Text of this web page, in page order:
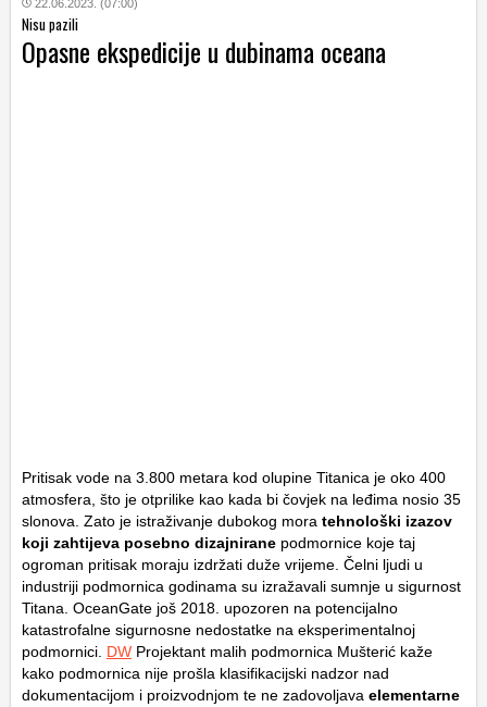
22.06.2023. (07:00)
Nisu pazili
Opasne ekspedicije u dubinama oceana
Pritisak vode na 3.800 metara kod olupine Titanica je oko 400
atmosfera, što je otprilike kao kada bi čovjek na leđima nosio 35
slonova. Zato je istraživanje dubokog mora tehnološki izazov
koji zahtijeva posebno dizajnirane podmornice koje taj
ogroman pritisak moraju izdržati duže vrijeme. Čelni ljudi u
industriji podmornica godinama su izražavali sumnje u sigurnost
Titana. OceanGate još 2018. upozoren na potencijalno
katastrofalne sigurnosne nedostatke na eksperimentalnoj
podmornici. DW Projektant malih podmornica Mušterić kaže
kako podmornica nije prošla klasifikacijski nadzor nad
dokumentacijom i proizvodnjom te ne zadovoljava elementarne